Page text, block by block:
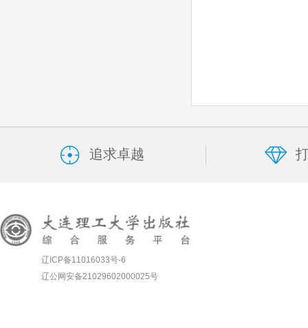
追求卓越
辽ICP备11016033号-6
辽公网安备21029602000025号